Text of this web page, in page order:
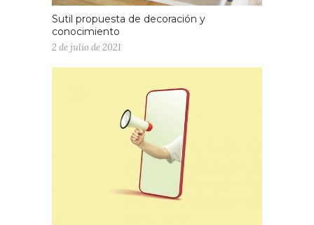
Sutil propuesta de decoración y
conocimiento
2 de julio de 2021